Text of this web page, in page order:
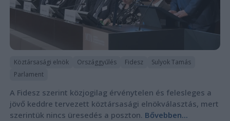
Köztársasági elnök Országgyűlés Fidesz
Sulyok Tamás
Parlament
A Fidesz szerint közjogilag érvénytelen és felesleges a
jövő keddre tervezett köztársasági elnökválasztás, mert
szerintük nincs üresedés a poszton. Bővebben...